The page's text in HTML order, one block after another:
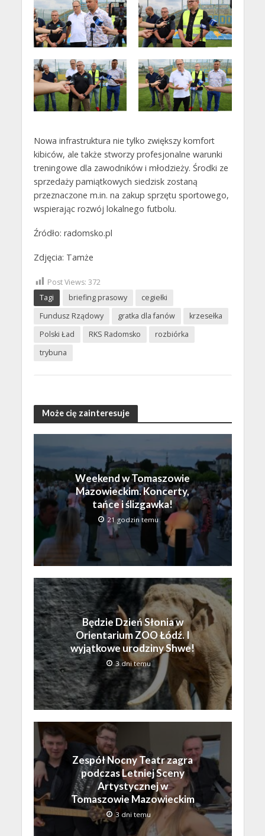
Nowa infrastruktura nie tylko zwiększy komfort
kibiców, ale także stworzy profesjonalne warunki
treningowe dla zawodników i młodzieży. Środki ze
sprzedaży pamiątkowych siedzisk zostaną
przeznaczone m.in. na zakup sprzętu sportowego,
wspierając rozwój lokalnego futbolu.
Źródło: radomsko.pl
Zdjęcia: Tamże
Post Views: 372
Tagi
briefing prasowy
cegiełki
Fundusz Rządowy
gratka dla fanów
krzesełka
Polski Ład
RKS Radomsko
rozbiórka
trybuna
Może cię zainteresuje
Weekend w Tomaszowie
Mazowieckim. Koncerty,
tańce i ślizgawka!
21 godzin temu
Będzie Dzień Słonia w
Orientarium ZOO Łódź. I
wyjątkowe urodziny Shwe!
3 dni temu
Zespół Nocny Teatr zagra
podczas Letniej Sceny
Artystycznej w
Tomaszowie Mazowieckim
3 dni temu